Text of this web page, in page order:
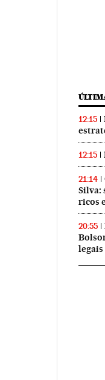
12:15
12:15
21:14
Silva:
ricos
20:55
legais